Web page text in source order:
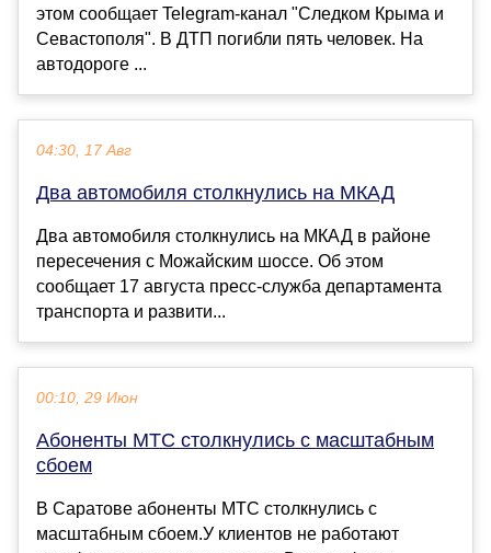
этом сообщает Telegram-канал "Следком Крыма и
Севастополя". В ДТП погибли пять человек. На
автодороге ...
04:30, 17 Авг
Два автомобиля столкнулись на МКАД
Два автомобиля столкнулись на МКАД в районе
пересечения с Можайским шоссе. Об этом
сообщает 17 августа пресс-служба департамента
транспорта и развити...
00:10, 29 Июн
Абоненты МТС столкнулись с масштабным
сбоем
В Саратове абоненты МТС столкнулись с
масштабным сбоем.У клиентов не работают